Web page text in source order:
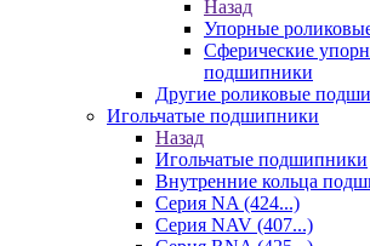
Назад
Упорные
Сферические
подшипники
Другие роликовые
Игольчатые подшипники
Назад
Игольчатые подшипники
Внутренние кольца
Серия NA (424...)
Серия NAV (407...)